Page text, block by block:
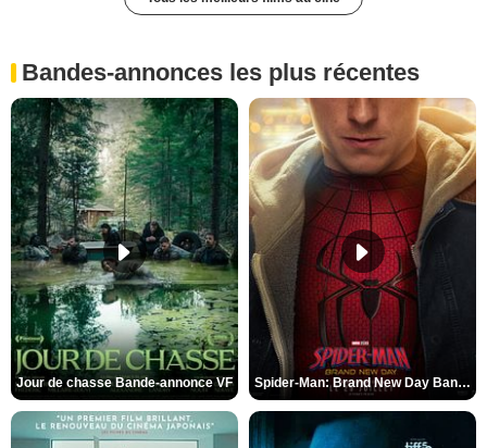
Bandes-annonces les plus récentes
Jour de chasse Bande-annonce VF Spider-Man: Brand New Day Bande-annonce (3) VO STFR